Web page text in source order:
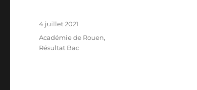
Publié
4 juillet 2021
Catégories
Académie de Rouen,
Résultat Bac